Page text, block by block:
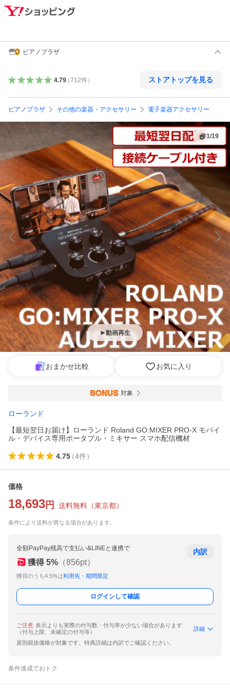
ピアノプラザ
4.79（712件） ストアトップを見る
ピアノプラザ その他の楽器・アクセサリー 電子楽器アクセサリー
動画再生
1/19
おまかせ比較 お気に入り
対象
ローランド
【最短翌日お届け】ローランド Roland GO:MIXER PRO-X モバイ
ル・デバイス専用ポータブル・ミキサー スマホ配信機材
4.75（4件）
価格
18,693 円 送料無料 （東京都）
条件により送料が異なる場合があります。
全額PayPay残高で支払い&LINEと連携で
獲得 5% （856pt）
獲得のうち4.5%は利用先・期間限定
内訳
ログインして確認
ご注意 表示よりも実際の付与数・付与率が少ない場合があります
（付与上限、未確定の付与等）
詳細
原則税抜価格が対象です。特典詳細は内訳でご確認ください。
条件達成でおトク